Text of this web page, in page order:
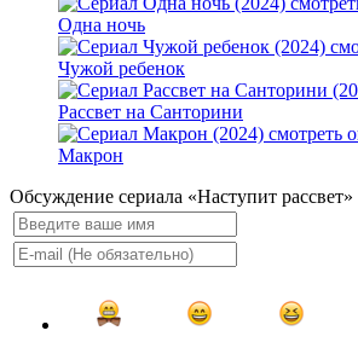
Одна ночь
Чужой ребенок
Рассвет на Санторини
Макрон
Обсуждение сериала «Наступит рассвет»